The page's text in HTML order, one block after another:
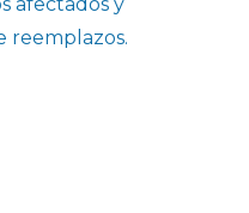
reemplazos.